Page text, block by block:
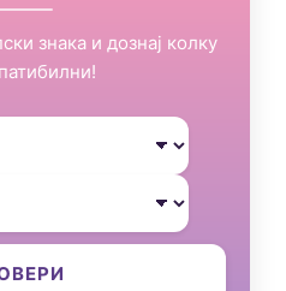
знака и дознај колку